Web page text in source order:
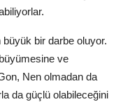
bir darbe oluyor.
ve
Nen olmadan da
da güçlü olabileceğini